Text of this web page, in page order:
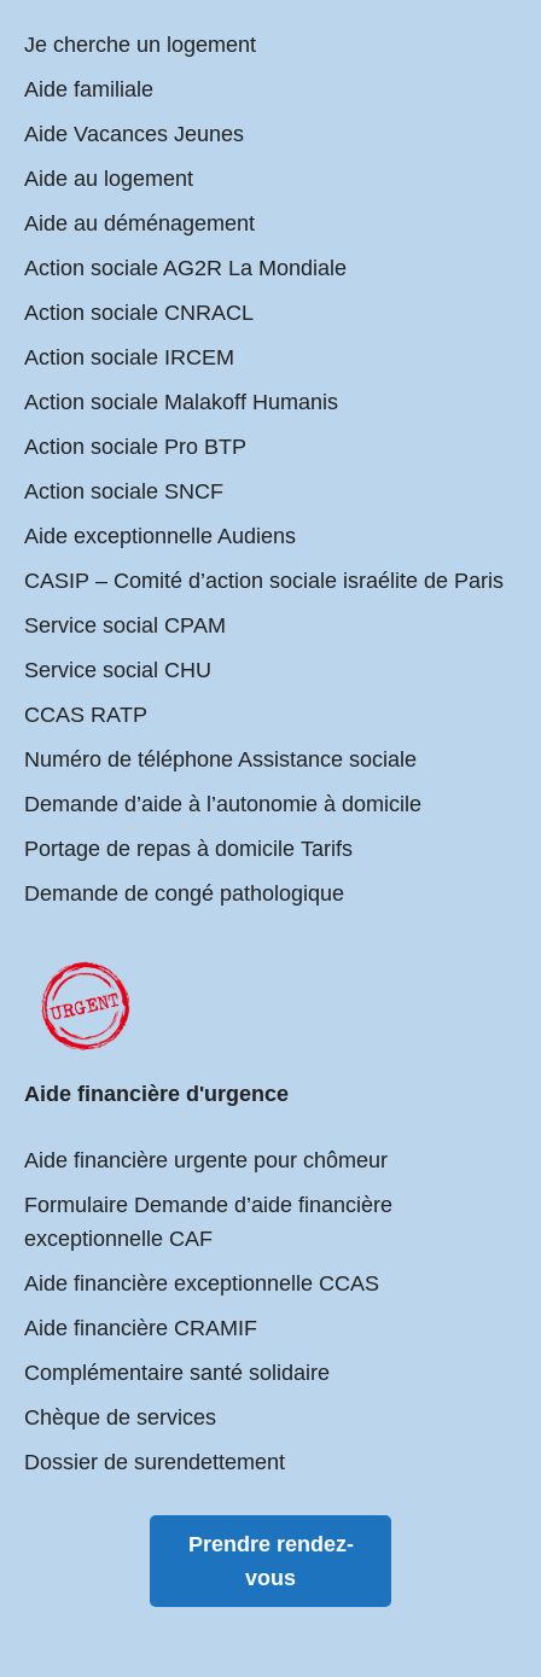
Je cherche un logement
Aide familiale
Aide Vacances Jeunes
Aide au logement
Aide au déménagement
Action sociale AG2R La Mondiale
Action sociale CNRACL
Action sociale IRCEM
Action sociale Malakoff Humanis
Action sociale Pro BTP
Action sociale SNCF
Aide exceptionnelle Audiens
CASIP – Comité d’action sociale israélite de Paris
Service social CPAM
Service social CHU
CCAS RATP
Numéro de téléphone Assistance sociale
Demande d’aide à l’autonomie à domicile
Portage de repas à domicile Tarifs
Demande de congé pathologique
Aide financière d'urgence
Aide financière urgente pour chômeur
Formulaire Demande d’aide financière
exceptionnelle CAF
Aide financière exceptionnelle CCAS
Aide financière CRAMIF
Complémentaire santé solidaire
Chèque de services
Dossier de surendettement
Prendre rendez-
vous